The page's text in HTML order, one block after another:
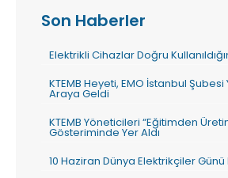
Son Haberler
Elektrikli Cihazlar Doğru
KTEMB Heyeti, EMO İstanbul
Araya Geldi
KTEMB Yöneticileri “Eğitimden
Gösteriminde Yer Aldı
10 Haziran Dünya Elektrikçiler Günü